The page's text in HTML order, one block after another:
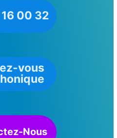
00 32
vous
Nous